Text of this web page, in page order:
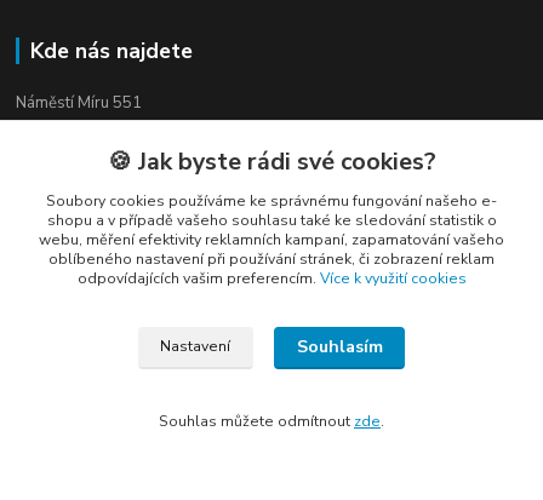
Kde nás najdete
Náměstí Míru 551
Třinec, 739 61
Kontakty
🍪 Jak byste rádi své cookies?
Soubory cookies používáme ke správnému fungování našeho e-
shopu a v případě vašeho souhlasu také ke sledování statistik o
webu, měření efektivity reklamních kampaní, zapamatování vašeho
oblíbeného nastavení při používání stránek, či zobrazení reklam
odpovídajících vašim preferencím. Více k využití cookies
Nastavení Souhlasím
Souhlas můžete odmítnout zde.